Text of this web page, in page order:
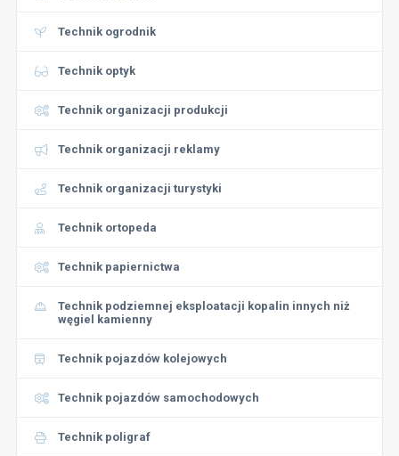
Technik ogrodnik
Technik optyk
Technik organizacji produkcji
Technik organizacji reklamy
Technik organizacji turystyki
Technik ortopeda
Technik papiernictwa
Technik podziemnej eksploatacji kopalin innych niż
węgiel kamienny
Technik pojazdów kolejowych
Technik pojazdów samochodowych
Technik poligraf